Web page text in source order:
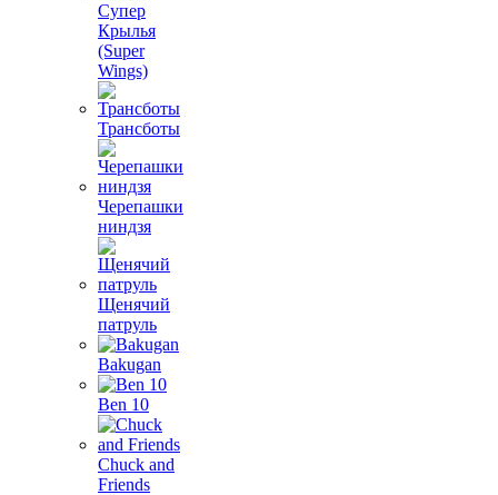
Супер
Крылья
(Super
Wings)
Трансботы
Черепашки
ниндзя
Щенячий
патруль
Bakugan
Ben 10
Chuck and
Friends